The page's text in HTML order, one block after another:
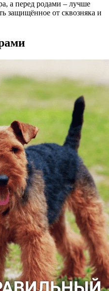
а перед родами – лучше
защищённое от сквозняка и